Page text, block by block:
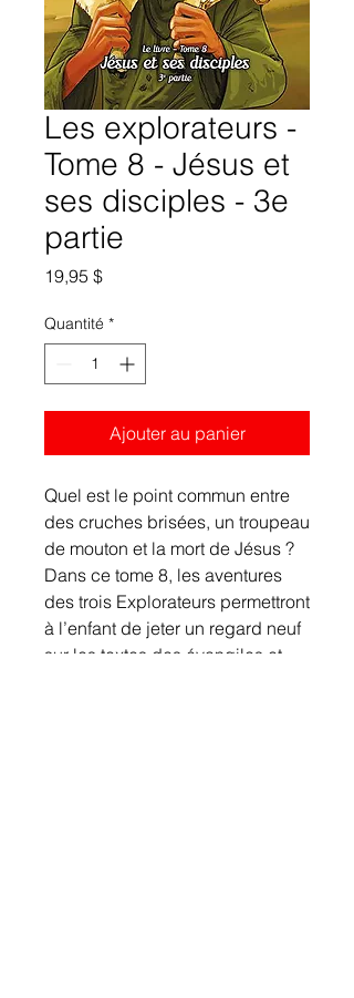
Les explorateurs -
Tome 8 - Jésus et
ses disciples - 3e
partie
19,95 $Prix
Quantité *
Ajouter au panier
Quel est le point commun entre
des cruches brisées, un troupeau
de mouton et la mort de Jésus ?
Dans ce tome 8, les aventures
des trois Explorateurs permettront
à l’enfant de jeter un regard neuf
sur les textes des évangiles et